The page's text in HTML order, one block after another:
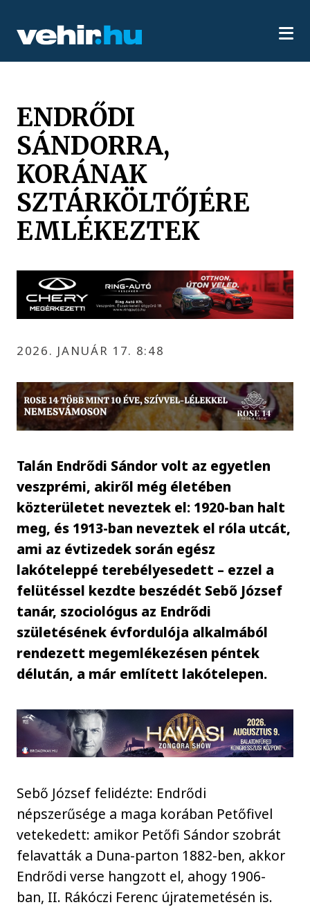
ENDRŐDI
SÁNDORRA,
KORÁNAK
SZTÁRKÖLTŐJÉRE
EMLÉKEZTEK
2026. JANUÁR 17. 8:48
Talán Endrődi Sándor volt az egyetlen
veszprémi, akiről még életében
közterületet neveztek el: 1920-ban halt
meg, és 1913-ban neveztek el róla utcát,
ami az évtizedek során egész
lakóteleppé terebélyesedett – ezzel a
felütéssel kezdte beszédét Sebő József
tanár, szociológus az Endrődi
születésének évfordulója alkalmából
rendezett megemlékezésen péntek
délután, a már említett lakótelepen.
Sebő József felidézte: Endrődi
népszerűsége a maga korában Petőfivel
vetekedett: amikor Petőfi Sándor szobrát
felavatták a Duna-parton 1882-ben, akkor
Endrődi verse hangzott el, ahogy 1906-
ban, II. Rákóczi Ferenc újratemetésén is.